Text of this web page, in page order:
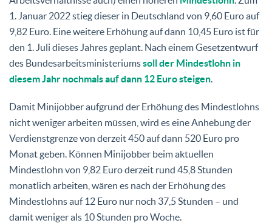
1. Januar 2022 stieg dieser in Deutschland von 9,60 Euro auf
9,82 Euro. Eine weitere Erhöhung auf dann 10,45 Euro ist für
den 1. Juli dieses Jahres geplant. Nach einem Gesetzentwurf
des Bundesarbeitsministeriumssoll der Mindestlohn in
diesem Jahr nochmals auf dann 12 Euro steigen.
Damit Minijobber aufgrund der Erhöhung des Mindestlohns
nicht weniger arbeiten müssen, wird es eine Anhebung der
Verdienstgrenze von derzeit 450 auf dann 520 Euro pro
Monat geben. Können Minijobber beim aktuellen
Mindestlohn von 9,82 Euro derzeit rund 45,8 Stunden
monatlich arbeiten, wären es nach der Erhöhung des
Mindestlohns auf 12 Euro nur noch 37,5 Stunden – und
damit weniger als 10 Stunden pro Woche.